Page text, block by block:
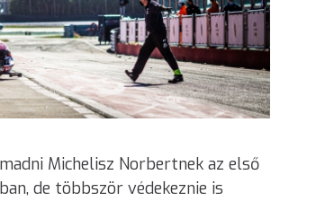
Michelisz Norbertnek az első
de többször védekeznie is